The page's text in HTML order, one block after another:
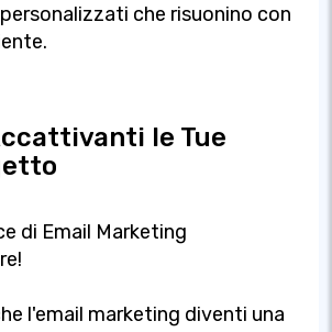
che risuonino con
le Tue
di Email Marketing
l'email marketing diventi una